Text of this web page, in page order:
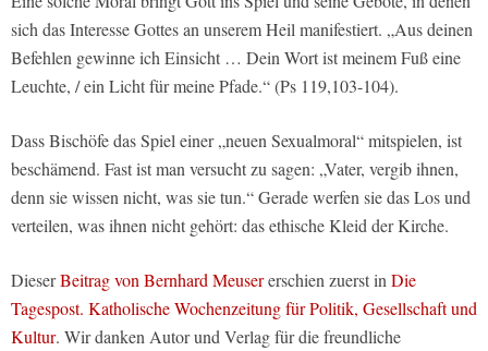
sich das Interesse Gottes an unserem Heil manifestiert. „Aus deinen
Befehlen gewinne ich Einsicht … Dein Wort ist meinem Fuß eine
Leuchte, / ein Licht für meine Pfade.“ (Ps 119,103-104).
Dass Bischöfe das Spiel einer „neuen Sexualmoral“ mitspielen, ist
beschämend. Fast ist man versucht zu sagen: „Vater, vergib ihnen,
denn sie wissen nicht, was sie tun.“ Gerade werfen sie das Los und
verteilen, was ihnen nicht gehört: das ethische Kleid der Kirche.
DieserBeitrag von Bernhard Meusererschien zuerst inDie
Tagespost. Katholische Wochenzeitung für Politik, Gesellschaft und
Kultur. Wir danken Autor und Verlag für die freundliche